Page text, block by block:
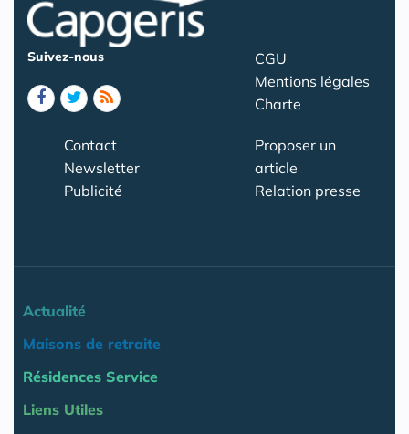
Suivez-nous
CGU
Mentions légales
Charte
Contact
Newsletter
Publicité
Proposer un
article
Relation presse
Actualité
Maisons de retraite
Résidences Service
Liens Utiles